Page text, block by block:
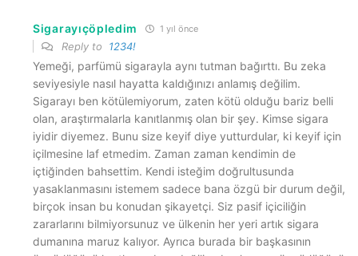
Sigarayıçöpledim 1 yıl önce
Reply to 1234!
Yemeği, parfümü sigarayla aynı tutman bağırttı. Bu zeka
seviyesiyle nasıl hayatta kaldığınızı anlamış değilim.
Sigarayı ben kötülemiyorum, zaten kötü olduğu bariz belli
olan, araştırmalarla kanıtlanmış olan bir şey. Kimse sigara
iyidir diyemez. Bunu size keyif diye yutturdular, ki keyif için
içilmesine laf etmedim. Zaman zaman kendimin de
içtiğinden bahsettim. Kendi isteğim doğrultusunda
yasaklanmasını istemem sadece bana özgü bir durum değil,
birçok insan bu konudan şikayetçi. Siz pasif içiciliğin
zararlarını bilmiyorsunuz ve ülkenin her yeri artık sigara
dumanına maruz kalıyor. Ayrıca burada bir başkasının